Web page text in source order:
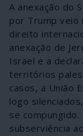
A anexação do
por Trump veio
direito
anexação de
Israel e a
territórios
casos, a União
logo
se
subserviência